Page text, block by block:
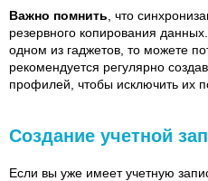
Важно помнить , что
резервного копирования
одном из гаджетов, то можете
рекомендуется регулярно
профилей, чтобы исключить их
Создание учетной
Если вы уже имеет учетную